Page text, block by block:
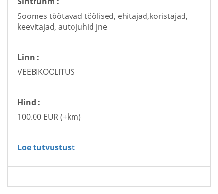
Soomes töötavad töölised, ehitajad,koristajad,
keevitajad, autojuhid jne
Linn :
VEEBIKOOLITUS
Hind :
100.00 EUR (+km)
Loe tutvustust